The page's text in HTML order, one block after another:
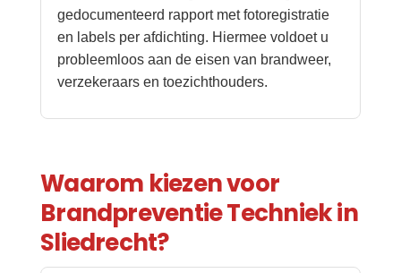
gedocumenteerd rapport met fotoregistratie
en labels per afdichting. Hiermee voldoet u
probleemloos aan de eisen van brandweer,
verzekeraars en toezichthouders.
Waarom kiezen voor
Brandpreventie Techniek in
Sliedrecht?